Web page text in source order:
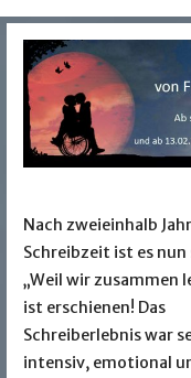
Nach zweieinhalb
Schreibzeit ist es nun
„Weil wir zusammen
ist erschienen! Das
Schreiberlebnis war
intensiv, emotional